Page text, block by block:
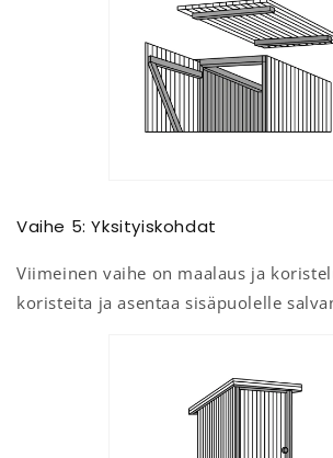
Vaihe 5: Yksityiskohdat
Viimeinen vaihe on maalaus ja
koristeita ja asentaa sisäpuolelle